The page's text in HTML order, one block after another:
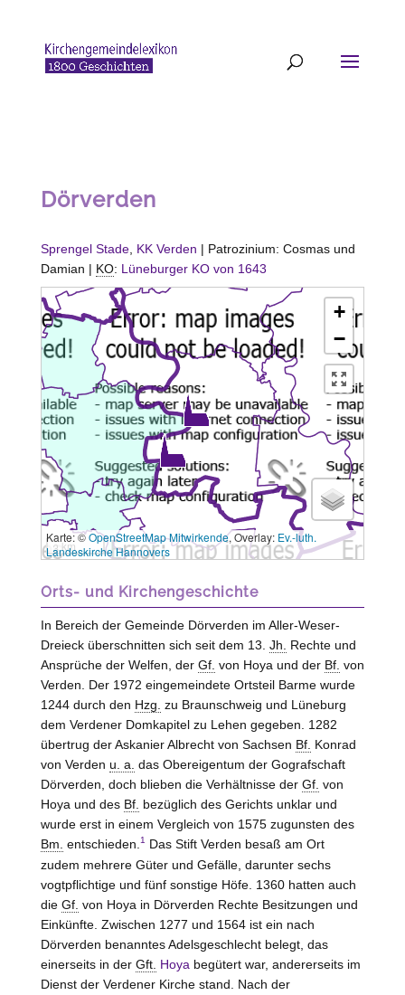
Dörverden
Sprengel Stade, KK Verden | Patrozinium: Cosmas und
Damian | KO: Lüneburger KO von 1643
+
−
3 km
Karte: ©OpenStreetMap Mitwirkende, Overlay: Ev.-luth.
Landeskirche Hannovers
Orts- und Kirchengeschichte
In Bereich der Gemeinde Dörverden im Aller-Weser-
Dreieck überschnitten sich seit dem 13. Jh.
Rechte und
Ansprüche der Welfen, der Gf. von Hoya und der Bf. von
Verden . Der 1972 eingemeindete Ortsteil Barme wurde
1244 durch den Hzg. zu Braunschweig und Lüneburg
dem Verdener Domkapitel zu Lehen gegeben. 1282
übertrug der Askanier Albrecht von Sachsen Bf. Konrad
von Verden u. a. das Obereigentum der Gografschaft
Dörverden, doch blieben die Verhältnisse der Gf. von
Hoya und des Bf. bezüglich des Gerichts unklar und
wurde erst in einem Vergleich von 1575 zugunsten des
Bm. entschieden. 1 Das Stift Verden besaß am Ort
zudem mehrere Güter und Gefälle, darunter sechs
vogtpflichtige und fünf sonstige Höfe. 1360 hatten auch
die Gf. von Hoya in Dörverden Rechte Besitzungen und
Einkünfte. Zwischen 1277 und 1564 ist ein nach
Dörverden benanntes Adelsgeschlecht belegt, das
einerseits in der Gft. Hoya begütert war, andererseits im
Dienst der Verdener Kirche stand. Nach der